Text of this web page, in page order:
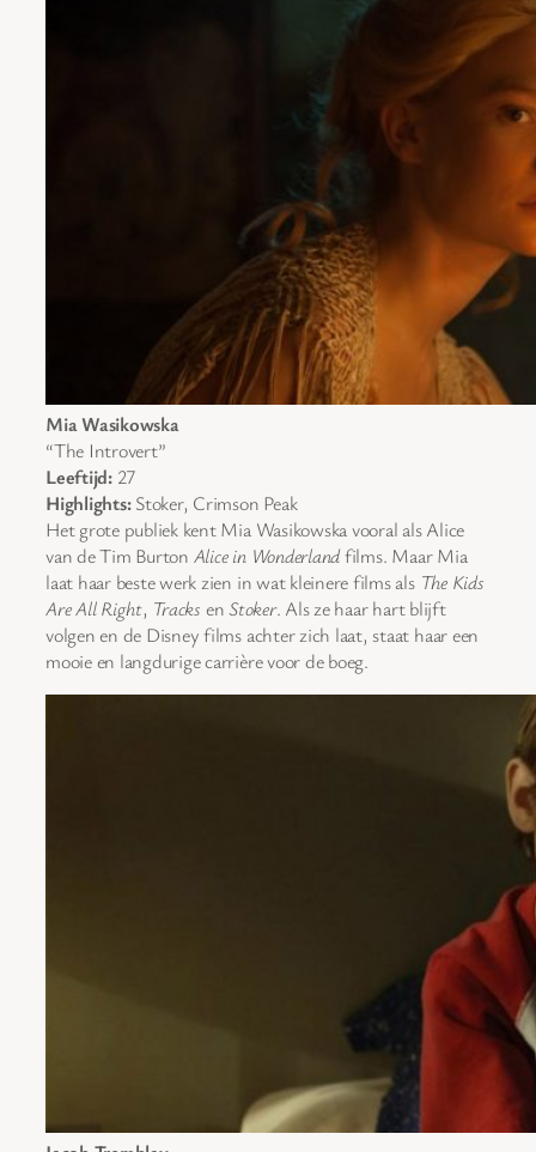
Mia Wasikowska
“The Introvert”
Leeftijd:27
Highlights:Stoker, Crimson Peak
Het grote publiek kent Mia Wasikowska vooral als Alice
van de Tim Burton Alice in Wonderlandfilms. Maar Mia
laat haar beste werk zien in wat kleinere films als The Kids
Are All Right, Tracks enStoker. Als ze haar hart blijft
volgen en de Disney films achter zich laat, staat haar een
mooie en langdurige carrière voor de boeg.